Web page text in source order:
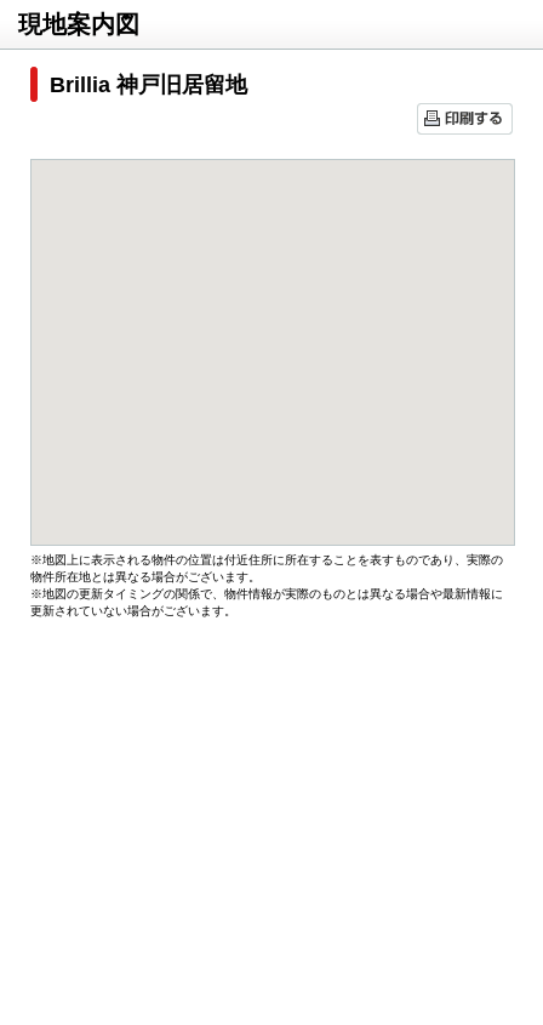
現地案内図
Brillia 神戸旧居留地
※地図上に表示される物件の位置は付近住所に所在することを表すものであり、実際の
物件所在地とは異なる場合がございます。
※地図の更新タイミングの関係で、物件情報が実際のものとは異なる場合や最新情報に
更新されていない場合がございます。